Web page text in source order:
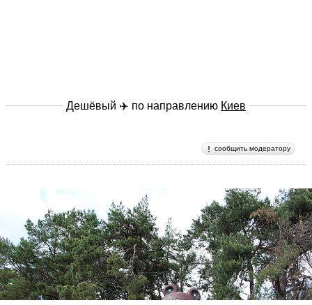
Дешёвый ✈️ по направлению Киев
сообщить модератору